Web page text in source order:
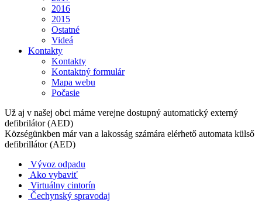
2016
2015
Ostatné
Videá
Kontakty
Kontakty
Kontaktný formulár
Mapa webu
Počasie
Už aj v našej obci máme verejne dostupný automatický externý
defibrilátor (AED)
Községünkben már van a lakosság számára elérhető automata külső
defibrillátor (AED)
Vývoz odpadu
Ako vybaviť
Virtuálny cintorín
Čechynský spravodaj